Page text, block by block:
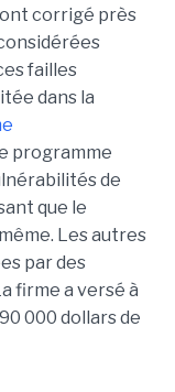
corrigé près
failles
dans la
programme
de
que le
Les autres
par des
firme a versé à
000 dollars de